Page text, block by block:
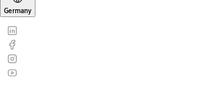
Germany